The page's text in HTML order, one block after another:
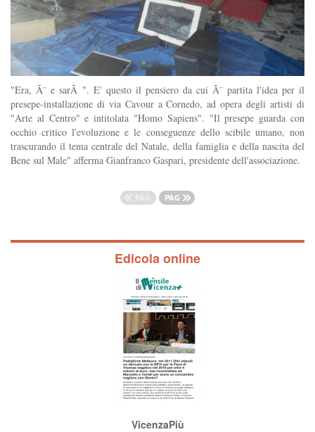
"Era, Ã¨ e sarÃ ". E' questo il pensiero da cui Ã¨ partita l'idea per il
presepe-installazione di via Cavour a Cornedo, ad opera degli artisti di
"Arte al Centro" e intitolata "Homo Sapiens". "Il presepe guarda con
occhio critico l'evoluzione e le conseguenze dello scibile umano, non
trascurando il tema centrale del Natale, della famiglia e della nascita del
Bene sul Male" afferma Gianfranco Gaspari, presidente dell'associazione.
Edicola online
VicenzaPiù